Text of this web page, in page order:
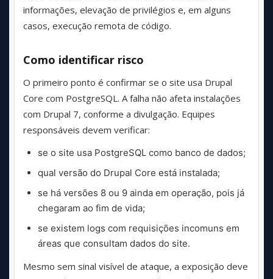
informações, elevação de privilégios e, em alguns
casos, execução remota de código.
Como identificar risco
O primeiro ponto é confirmar se o site usa Drupal
Core com PostgreSQL. A falha não afeta instalações
com Drupal 7, conforme a divulgação. Equipes
responsáveis devem verificar:
se o site usa PostgreSQL como banco de dados;
qual versão do Drupal Core está instalada;
se há versões 8 ou 9 ainda em operação, pois já
chegaram ao fim de vida;
se existem logs com requisições incomuns em
áreas que consultam dados do site.
Mesmo sem sinal visível de ataque, a exposição deve